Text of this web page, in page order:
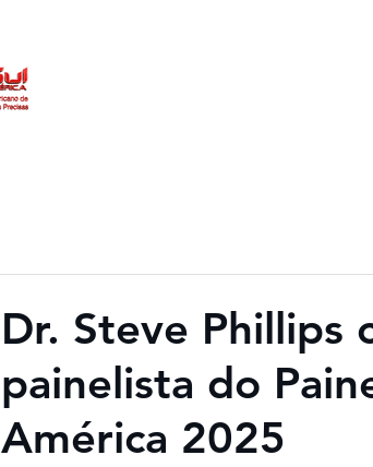
Dr. Steve Phillips
painelista do
América 2025